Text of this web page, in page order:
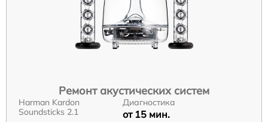
Ремонт акустических систем
Harman Kardon
Soundsticks 2.1
Диагностика
от 15 мин.